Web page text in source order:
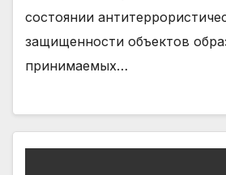
состоянии
защищенности объектов
принимаемых…